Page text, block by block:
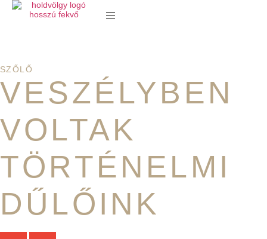
SZŐLŐ
VESZÉLYBEN
VOLTAK
TÖRTÉNELMI
DŰLŐINK